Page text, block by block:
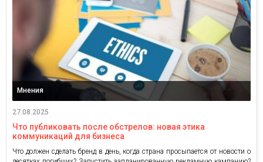
Мнения
27.08.2025
Что публиковать после обстрелов: новая этика
коммуникаций для бизнеса
Что должен сделать бренд в день, когда страна просыпается от новости о